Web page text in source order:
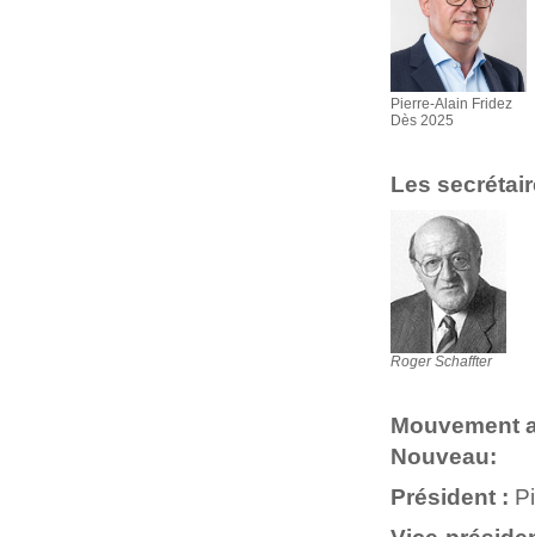
Pierre-Alain Fridez
Dès 2025
Les
Roger Schaffter
Mouvement
Nouveau:
Président :